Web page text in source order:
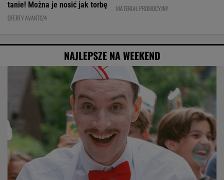
tanie! Można je nosić jak torbę
OFERTY AVANTI24
MATERIAŁ PROMOCYJNY
NAJLEPSZE NA WEEKEND